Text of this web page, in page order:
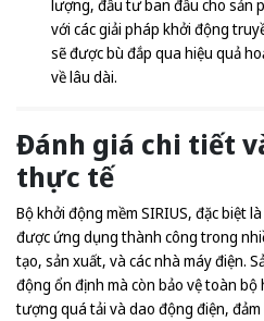
lượng, đầu tư ban đầu cho sản
với các giải pháp khởi động
sẽ được bù đắp qua hiệu quả
về lâu dài.
Đánh giá chi tiết
thực tế
Bộ khởi động mềm SIRIUS, đặc biệt
được ứng dụng thành công trong
tạo, sản xuất, và các nhà máy điện.
động ổn định mà còn bảo vệ toàn bộ
tượng quá tải và dao động điện,